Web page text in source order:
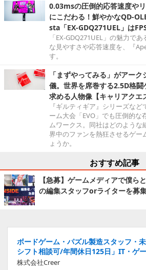
0.03msの圧倒的応答速度や
にこだわる！鮮やかなQD-
sta「EX-GDQ271UEL」は
「EX-GDQ271UEL」の魅力で
な見やすさや応答速度を、『
す。
「まずやってみる」がアー
儀。世界を席巻する2.5D格闘
求める人物像【キャリアクエ
『ギルティギア』シリーズな
ーム大会「EVO」でも圧倒的な
ムワークス。同社はどのような
界中のファンを熱狂させるゲー
ょうか。
おすすめ記事
【急募】ゲームメディアで僕ら
の編集スタッフorライターを募
ボードゲーム・パズル製造スタッフ・
シフト相談可/年間休日125日」IT・ゲ
株式会社Creer